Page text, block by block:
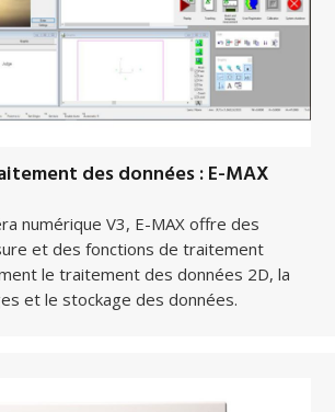
des données : E-MAX
numérique V3, E-MAX offre des
et des fonctions de traitement
le traitement des données 2D, la
et le stockage des données.